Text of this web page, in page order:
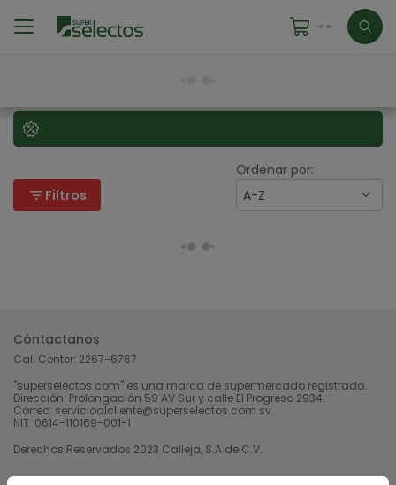
filter_list Filtros
Ordenar por:
A-Z
Cóntactanos
Call Center: 2267-6767
"superselectos.com" es una marca de supermercado registrado.
Dirección: Prolongación 59 AV Sur y calle El Progreso 2934.
Correo: servicioalcliente@superselectos.com.sv
NIT: 0614-110169-001-1
Derechos Reservados 2023 Calleja, S.A de C.V.